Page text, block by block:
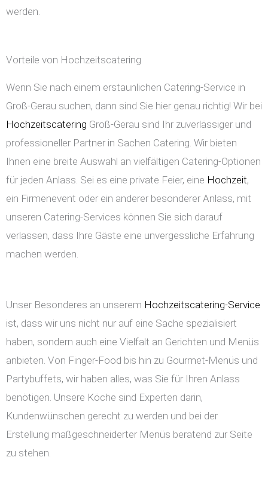
werden.
Vorteile von Hochzeitscatering
Wenn Sie nach einem erstaunlichen Catering-Service in
Groß-Gerau suchen, dann sind Sie hier genau richtig! Wir bei
Hochzeitscatering Groß-Gerau sind Ihr zuverlässiger und
professioneller Partner in Sachen Catering. Wir bieten
Ihnen eine breite Auswahl an vielfältigen Catering-Optionen
für jeden Anlass. Sei es eine private Feier, eine Hochzeit,
ein Firmenevent oder ein anderer besonderer Anlass, mit
unseren Catering-Services können Sie sich darauf
verlassen, dass Ihre Gäste eine unvergessliche Erfahrung
machen werden.
Unser Besonderes an unserem Hochzeitscatering-Service
ist, dass wir uns nicht nur auf eine Sache spezialisiert
haben, sondern auch eine Vielfalt an Gerichten und Menüs
anbieten. Von Finger-Food bis hin zu Gourmet-Menüs und
Partybuffets, wir haben alles, was Sie für Ihren Anlass
benötigen. Unsere Köche sind Experten darin,
Kundenwünschen gerecht zu werden und bei der
Erstellung maßgeschneiderter Menüs beratend zur Seite
zu stehen.